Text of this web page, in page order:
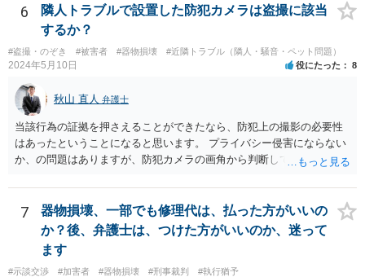
ます。 ご参考までに。
6
隣人トラブルで設置した防犯カメラは盗撮に該当
するか？
#盗撮・のぞき #被害者 #器物損壊 #近隣トラブル（隣人・騒音・ペット問題）
2024年5月10日 役にたった 8
秋山 直人 弁護士
当該行為の証拠を押さえることができたなら、防犯上の撮影の必要性
はあったということになると思います。 プライバシー侵害にならない
か、の問題はありますが、防犯カメラの画角から判断して、隣人のプ
「盗撮」という指摘はあたらないのではないか、と思います。
7
器物損壊、一部でも修理代は、払った方がいいの
か？後、弁護士は、つけた方がいいのか、迷って
ます
#示談交渉 #加害者 #器物損壊 #刑事裁判 #執行猶予